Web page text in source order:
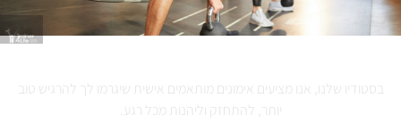
בסטודיו שלנו, אנו מציעים אימונים מותאמים אישית שיגרמו לך להרגיש טוב
יותר, להתחזק וליהנות מכל רגע.